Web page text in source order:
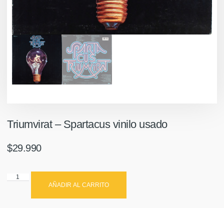
Triumvirat ‎– Spartacus vinilo usado
$29.990
AÑADIR AL CARRITO